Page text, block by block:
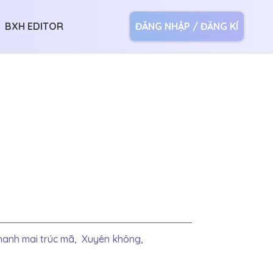
BXH EDITOR ĐĂNG NHẬP / ĐĂNG KÍ
mai trúc mã, Xuyên không,